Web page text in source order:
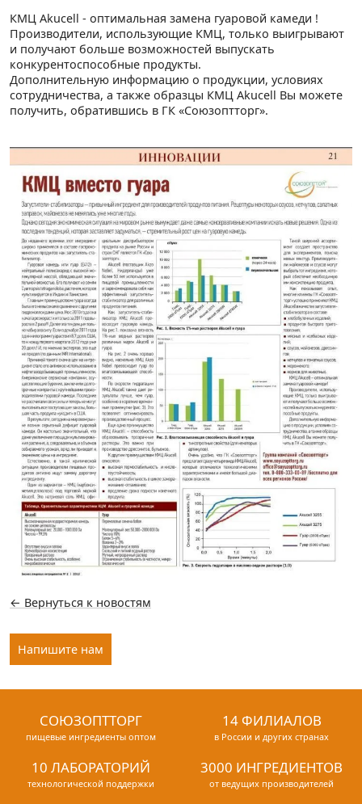
КМЦ Akucell - оптимальная замена гуаровой камеди !
Производители, использующие КМЦ, только выигрывают
и получают больше возможностей выпускать
конкурентоспособные продукты.
Дополнительную информацию о продукции, условиях
сотрудничества, а также образцы КМЦ Akucell Вы можете
получить, обратившись в ГК «Союзоптторг».
← Вернуться к новостям
Напишите нам
СОЮЗОПТТОРГ
пищевые ингредиенты оптом
14 ФИЛИАЛОВ
в России и других странах
10 ЛАБОРАТОРИЙ
технологической поддержки
3000 ИНГРЕДИЕНТОВ
от ведущих производителей